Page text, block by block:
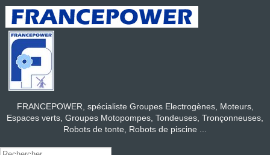
FRANCEPOWER, spécialiste Groupes Electrogènes, Moteurs,
Espaces verts, Groupes Motopompes, Tondeuses, Tronçonneuses,
Robots de tonte, Robots de piscine ...